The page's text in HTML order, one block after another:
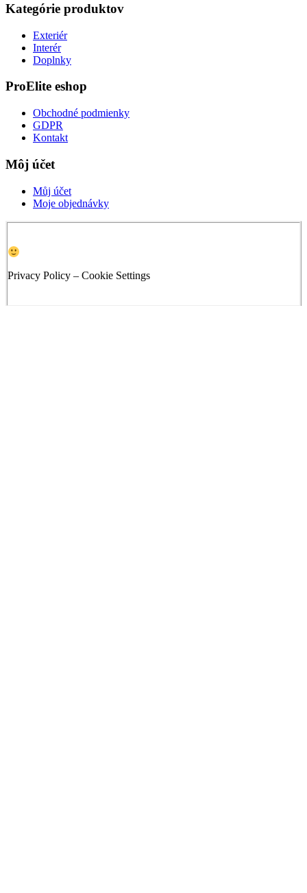
Kategórie produktov
Exteriér
Interér
Doplnky
ProElite eshop
Obchodné podmienky
GDPR
Kontakt
Môj účet
Můj účet
Moje objednávky
Privacy Policy – Cookie Settings